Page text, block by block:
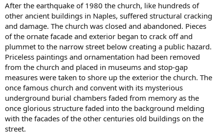
After the earthquake of 1980 the church, like hundreds of
other ancient buildings in Naples, suffered structural cracking
and damage. The church was closed and abandoned. Pieces
of the ornate facade and exterior began to crack off and
plummet to the narrow street below creating a public hazard.
Priceless paintings and ornamentation had been removed
from the church and placed in museums and stop-gap
measures were taken to shore up the exterior the church. The
once famous church and convent with its mysterious
underground burial chambers faded from memory as the
once glorious structure faded into the background melding
with the facades of the other centuries old buildings on the
street.